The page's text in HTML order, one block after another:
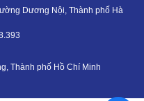
Dương Nội, Thành phố Hà
Thành phố Hồ Chí Minh